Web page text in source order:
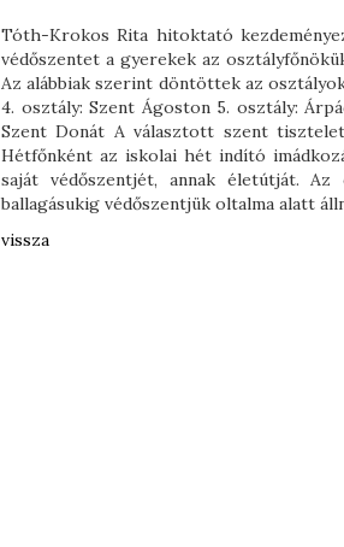
Tóth-Krokos Rita hitoktató
védőszentet a gyerekek az
Az alábbiak szerint döntöttek az
4. osztály: Szent Ágoston 5. osztály:
Szent Donát A választott szent
Hétfőnként az iskolai hét indító
saját védőszentjét, annak életútját.
ballagásukig védőszentjük oltalma alatt
vissza